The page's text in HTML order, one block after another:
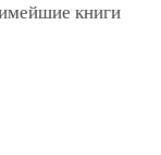
книги